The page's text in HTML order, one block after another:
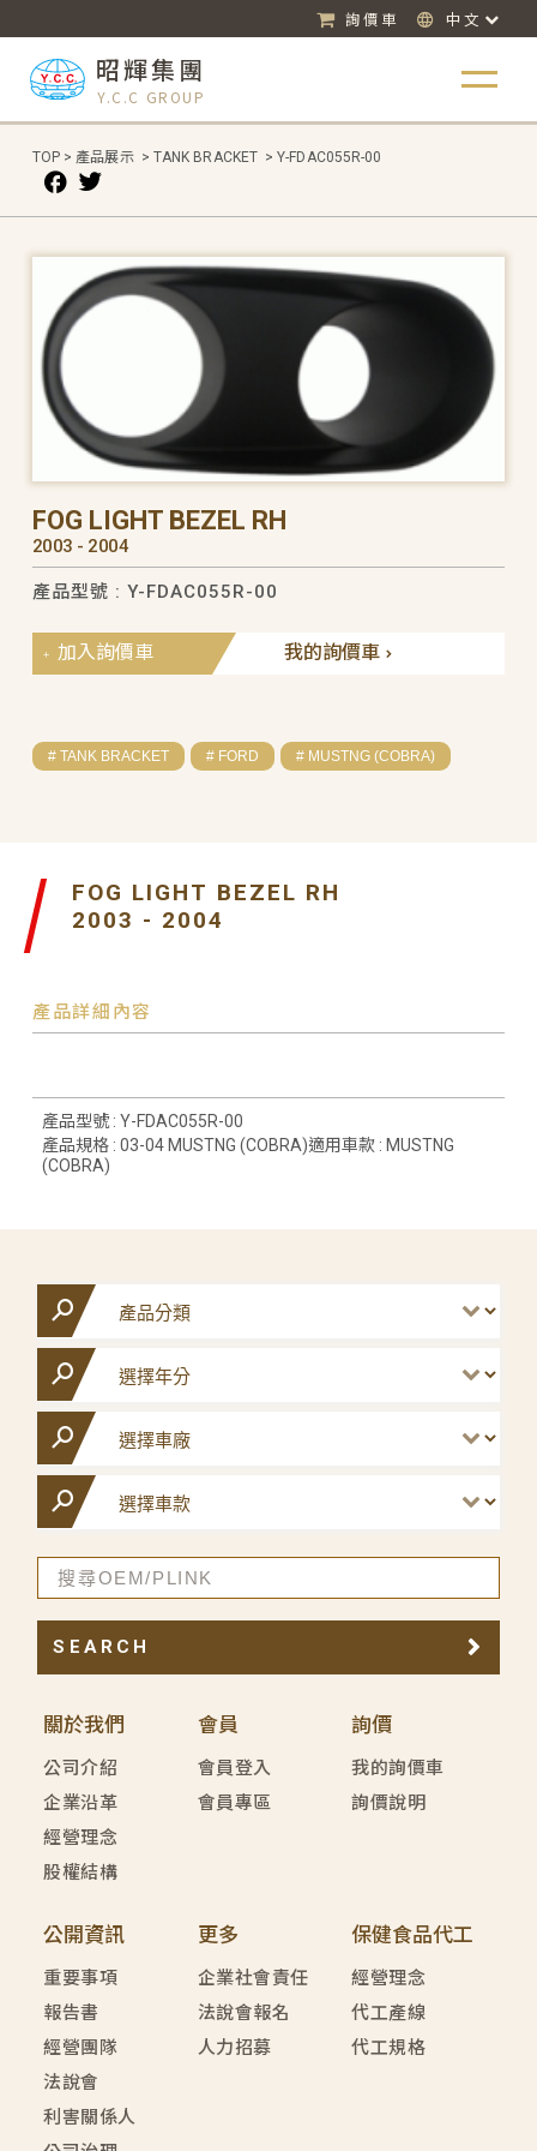
詢價車 中文
昭輝集團
Y.C.C GROUP
TOP > 產品展示 > TANK BRACKET > Y-FDAC055R-00
FOG LIGHT BEZEL RH
2003 - 2004
產品型號 : Y-FDAC055R-00
我的詢價車
加入詢價車
# TANK BRACKET # FORD # MUSTNG (COBRA)
FOG LIGHT BEZEL RH
2003 - 2004
產品詳細內容
產品型號 : Y-FDAC055R-00
產品規格 : 03-04 MUSTNG (COBRA)適用車款 : MUSTNG
(COBRA)
關於我們
公司介紹
企業沿革
經營理念
股權結構
會員
會員登入
會員專區
詢價
我的詢價車
詢價說明
公開資訊
重要事項
報告書
經營團隊
法說會
利害關係人
更多
企業社會責任
法說會報名
人力招募
保健食品代工
經營理念
代工產線
代工規格
SEARCH